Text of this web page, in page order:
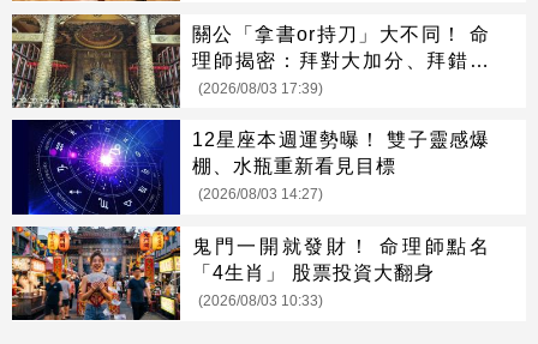
關公「拿書or持刀」大不同！ 命
理師揭密：拜對大加分、拜錯恐
虧本
(2026/08/03 17:39)
12星座本週運勢曝！ 雙子靈感爆
棚、水瓶重新看見目標
(2026/08/03 14:27)
鬼門一開就發財！ 命理師點名
「4生肖」 股票投資大翻身
(2026/08/03 10:33)